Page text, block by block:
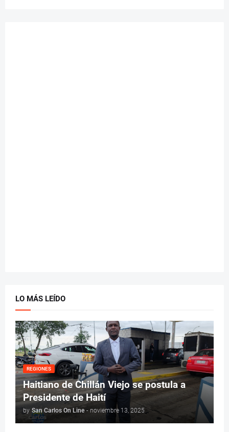
LO MÁS LEÍDO
REGIONES
Haitiano de Chillán Viejo se postula a
Presidente de Haití
by San Carlos On Line - noviembre 13, 2025